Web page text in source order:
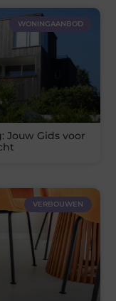
WONINGAANBOD
Jouw Gids voor
VERBOUWEN